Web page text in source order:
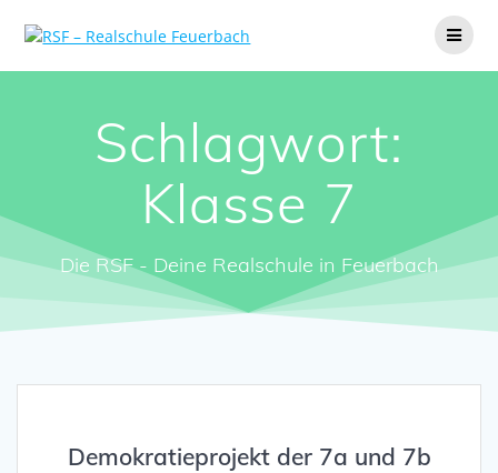
Inhalt
Schlagwort:
Klasse 7
Die RSF - Deine Realschule in Feuerbach
Demokratieprojekt der 7a und 7b